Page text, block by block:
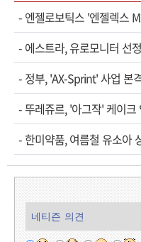
- 엔젤로보틱스 '엔젤렉스 M20',
- 에스트라, 유로모니터 선
- 정부, 'AX-Sprint' 사업 본격
-뚜레쥬르, '아그작' 케이크
- 한미약품, 여름철 유소아
네티즌 의견